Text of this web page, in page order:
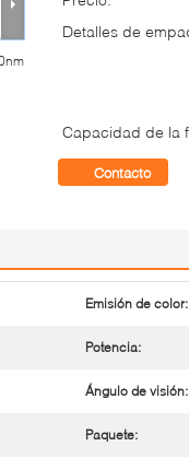
Detalles de
Capacidad de la
Contacto
Emisión de color:
Potencia:
Ángulo de visión:
Paquete: